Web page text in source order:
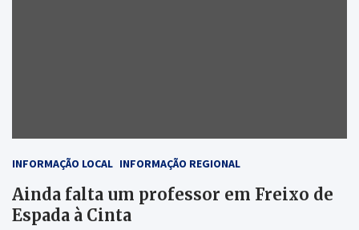
INFORMAÇÃO LOCAL INFORMAÇÃO REGIONAL
Ainda falta um professor em Freixo de
Espada à Cinta